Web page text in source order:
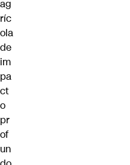
ag
ríc
ola
de
im
pa
ct
o
pr
of
un